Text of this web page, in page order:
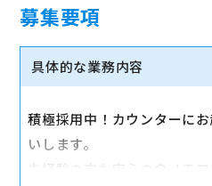
募集要項
具体的な業務内容
積極採用中！カウンターに
いします。
未経験の方も安心のＯＪＴ